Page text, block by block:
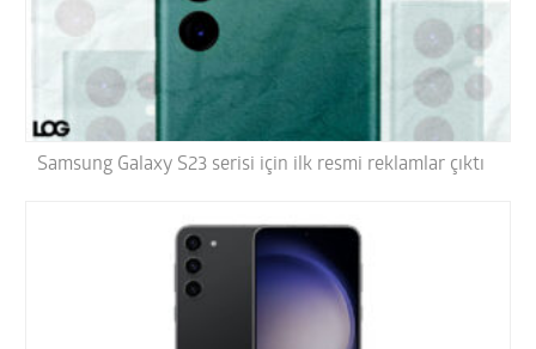
Samsung Galaxy S23 serisi için ilk resmi reklamlar çıktı